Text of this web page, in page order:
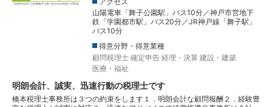
山陽電車「舞子公園駅」バス10分／神戸市営地下
鉄「学園都市駅」バス20分／JR神戸線「舞子駅」
バス10分
得意分野・得意業種
顧問税理士 確定申告 経理・決算 建設・建築
医療・福祉
明朗会計、誠実、迅速行動の税理士です
橋本税理士事務所は３つの約束をします１．明朗会計な顧問報酬２．経験豊